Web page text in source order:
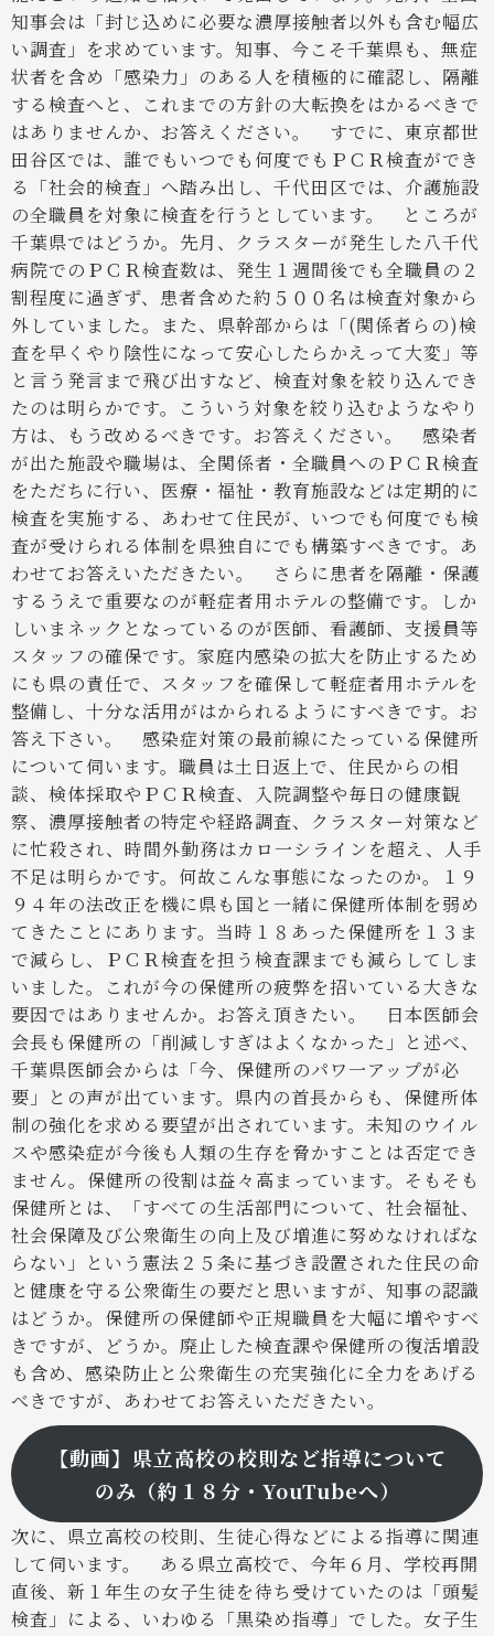
知事会は「封じ込めに必要な濃厚接触者以外も含む幅広
い調査」を求めています。知事、今こそ千葉県も、無症
状者を含め「感染力」のある人を積極的に確認し、隔離
する検査へと、これまでの方針の大転換をはかるべきで
はありませんか、お答えください。
すでに、東京都世
田谷区では、誰でもいつでも何度でもＰＣＲ検査ができ
る「社会的検査」へ踏み出し、千代田区では、介護施設
の全職員を対象に検査を行うとしています。
ところが
千葉県ではどうか。先月、クラスターが発生した八千代
病院でのＰＣＲ検査数は、発生１週間後でも全職員の２
割程度に過ぎず、患者含めた約５００名は検査対象から
外していました。また、県幹部からは「(関係者らの)検
査を早くやり陰性になって安心したらかえって大変」等
と言う発言まで飛び出すなど、検査対象を絞り込んでき
たのは明らかです。こういう対象を絞り込むようなやり
方は、もう改めるべきです。お答えください。
感染者
が出た施設や職場は、全関係者・全職員へのＰＣＲ検査
をただちに行い、医療・福祉・教育施設などは定期的に
検査を実施する、あわせて住民が、いつでも何度でも検
査が受けられる体制を県独自にでも構築すべきです。あ
わせてお答えいただきたい。
さらに患者を隔離・保護
するうえで重要なのが軽症者用ホテルの整備です。しか
しいまネックとなっているのが医師、看護師、支援員等
スタッフの確保です。家庭内感染の拡大を防止するため
にも県の責任で、スタッフを確保して軽症者用ホテルを
整備し、十分な活用がはかられるようにすべきです。お
答え下さい。
感染症対策の最前線にたっている保健所
について伺います。職員は土日返上で、住民からの相
談、検体採取やＰＣＲ検査、入院調整や毎日の健康観
察、濃厚接触者の特定や経路調査、クラスター対策など
に忙殺され、時間外勤務はカロ一シラインを超え、人手
不足は明らかです。何故こんな事態になったのか。１９
９４年の法改正を機に県も国と一緒に保健所体制を弱め
てきたことにあります。当時１８あった保健所を１３ま
で減らし、ＰＣＲ検査を担う検査課までも減らしてしま
いました。これが今の保健所の疲弊を招いている大きな
要因ではありませんか。お答え頂きたい。
日本医師会
会長も保健所の「削減しすぎはよくなかった」と述べ、
千葉県医師会からは「今、保健所のパワ一アップが必
要」との声が出ています。県内の首長からも、保健所体
制の強化を求める要望が出されています。未知のウイル
スや感染症が今後も人類の生存を脅かすことは否定でき
ません。保健所の役割は益々高まっています。そもそも
保健所とは、「すべての生活部門について、社会福祉、
社会保障及び公衆衛生の向上及び増進に努めなければな
らない」という憲法２５条に基づき設置された住民の命
と健康を守る公衆衛生の要だと思いますが、知事の認識
はどうか。保健所の保健師や正規職員を大幅に増やすべ
きですが、どうか。廃止した検査課や保健所の復活増設
も含め、感染防止と公衆衛生の充実強化に全力をあげる
べきですが、あわせてお答えいただきたい。
【動画】県立高校の校則など指導について
のみ （約１８分・YouTubeへ）
次に、県立高校の校則、生徒心得などによる指導に関連
して伺います。
ある県立高校で、今年６月、学校再開
直後、新１年生の女子生徒を待ち受けていたのは「頭髪
検査」による、いわゆる「黒染め指導」でした。女子生